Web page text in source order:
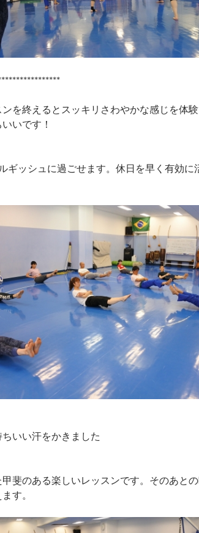
を終えるとスッキリさわやかな感じを体験
いです！
ギッシュに過ごせます。休日を早く有効に
いい汗をかきました
斐のある楽しいレッスンです。そのあと
す。